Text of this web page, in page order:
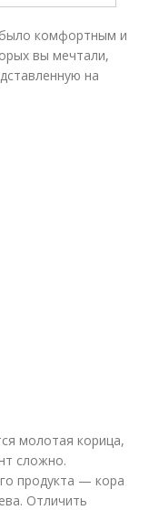
комфортным и
вы мечтали,
на
молотая корица,
сложно.
продукта — кора
Отличить